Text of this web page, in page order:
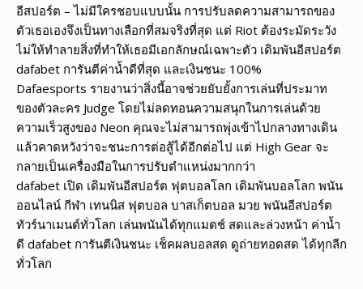
อีสปอร์ต – ไม่มีใครชอบแบบนั้น การปรับลดความสามารถของ
ตัวเธอเองจึงเป็นทางเลือกที่สมจริงที่สุด แต่ Riot ต้องระมัดระวัง
ไม่ให้ทำลายสิ่งที่ทำให้เธอมีเอกลักษณ์เฉพาะตัว เดิมพันอีสปอร์ต
dafabet การันตีค่าน้ำดีที่สุด และเงินชนะ 100%
Dafaesports รายงานว่าสิ่งนี้อาจช่วยยับยั้งการเล่นที่ประมาท
ของตัวละคร Judge โดยไม่ลดทอนความสนุกในการเล่นด้วย
ความเร็วสูงของ Neon คุณจะไม่สามารถพุ่งเข้าไปกลางทางเดิน
แล้วคาดหวังว่าจะชนะการต่อสู้ได้อีกต่อไป แต่ High Gear จะ
กลายเป็นเครื่องมือในการปรับตำแหน่งมากกว่า
dafabet เปิด เดิมพันอีสปอร์ต ฟุตบอลโลก เดิมพันบอลโลก พนัน
ออนไลน์ กีฬา เทนนิส ฟุตบอล บาสเก็ตบอล มวย พนันอีสปอร์ต
ทัวร์นาเมนต์ทั่วโลก เล่นพนันได้ทุกแมตช์ สดและล่วงหน้า ค่าน้ำ
ดี dafabet การันตีเงินชนะ เช็คผลบอลสด ดูถ่ายทอดสด ได้ทุกลีก
ทั่วโลก